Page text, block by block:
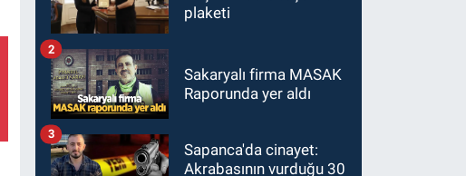
plaketi
Sakaryalı firma MASAK
Raporunda yer aldı
2
Sapanca'da cinayet:
Akrabasının vurduğu 30
3